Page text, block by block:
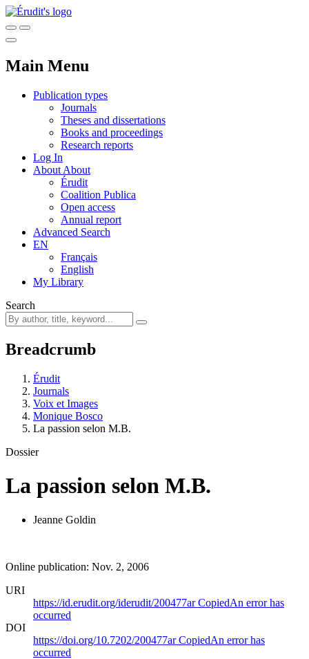
Main Menu
Publication types
Journals
Theses and dissertations
Books and proceedings
Research reports
Log In
About About
Érudit
Coalition Publica
Open access
Annual report
Advanced Search
EN
Français
English
My Library
Search
Breadcrumb
Érudit
Journals
Voix et Images
Monique Bosco
La passion selon M.B.
Dossier
La passion selon M.B.
Jeanne Goldin
Online publication: Nov. 2, 2006
URI
https://id.erudit.org/iderudit/200477arCopiedAn error has
occurred
DOI
https://doi.org/10.7202/200477arCopiedAn error has
occurred